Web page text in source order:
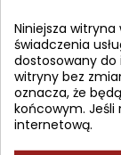
Niniejsza
świadczenia
dostosowany do
witryny bez
oznacza, że
końcowym.
internetową.